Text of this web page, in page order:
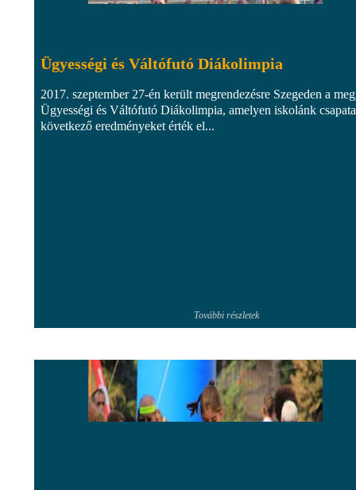
Ügyességi és Váltófutó Diákolimpia
2017. szeptember 27-én került megrendezésre Szegeden a
Ügyességi és Váltófutó Diákolimpia, amelyen iskolánk
következő eredményeket érték el...
További részletek